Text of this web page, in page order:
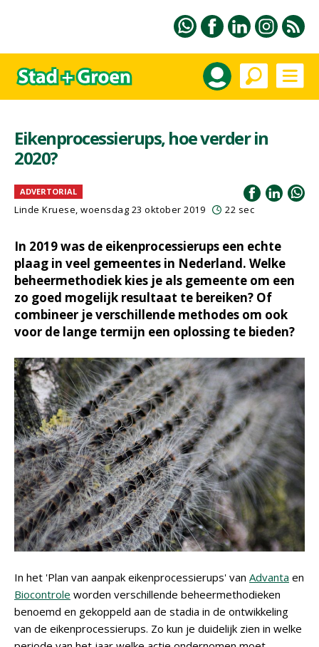
Eikenprocessierups, hoe verder in
2020?
ADVERTORIAL
Linde Kruese, woensdag 23 oktober 2019 22 sec
In 2019 was de eikenprocessierups een echte
plaag in veel gemeentes in Nederland. Welke
beheermethodiek kies je als gemeente om een
zo goed mogelijk resultaat te bereiken? Of
combineer je verschillende methodes om ook
voor de lange termijn een oplossing te bieden?
In het 'Plan van aanpak eikenprocessierups' van Advanta en
Biocontrole worden verschillende beheermethodieken
benoemd en gekoppeld aan de stadia in de ontwikkeling
van de eikenprocessierups. Zo kun je duidelijk zien in welke